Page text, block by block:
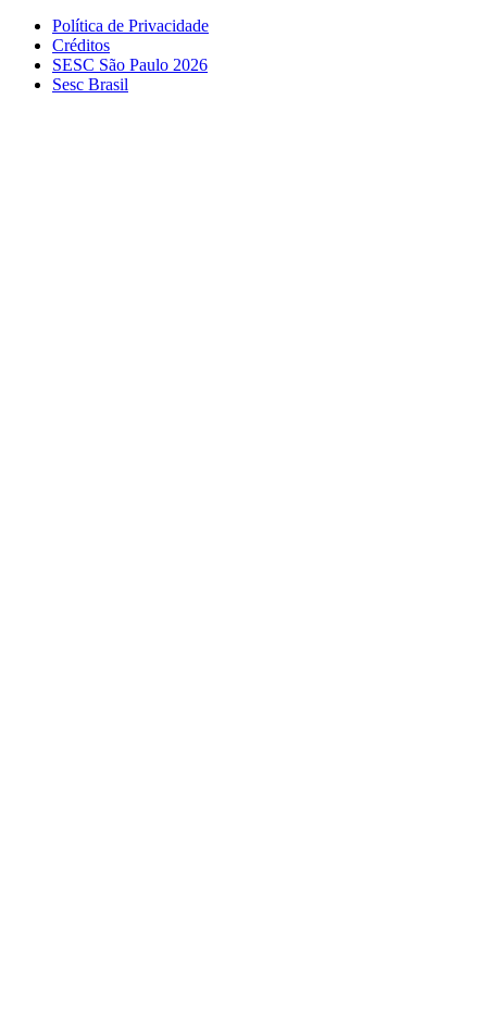
Política de Privacidade
Créditos
SESC São Paulo 2026
Sesc Brasil